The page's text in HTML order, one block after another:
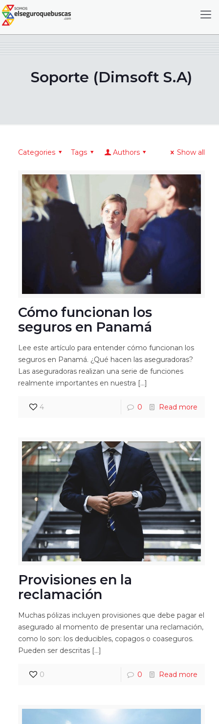
Soporte (Dimsoft S.A)
Categories Tags Authors Show all
Cómo funcionan los
seguros en Panamá
Lee este artículo para entender cómo funcionan los
seguros en Panamá. ¿Qué hacen las aseguradoras?
Las aseguradoras realizan una serie de funciones
realmente importantes en nuestra […]
4 0 Read more
Provisiones en la
reclamación
Muchas pólizas incluyen provisiones que debe pagar el
asegurado al momento de presentar una reclamación,
como lo son: los deducibles, copagos o coaseguros.
Pueden ser descritas[…]
0 0 Read more